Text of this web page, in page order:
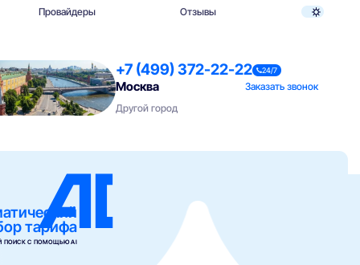
Провайдеры Отзывы
+7 (499) 372-22-22 24/7
Москва
Заказать звонок
Другой город
тарифа
ПОИСК С ПОМОЩЬЮ AI